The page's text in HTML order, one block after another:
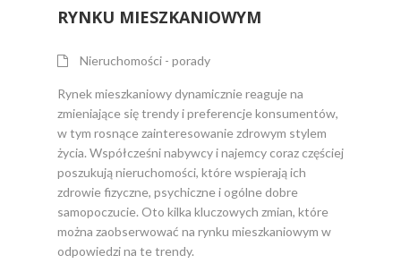
RYNKU MIESZKANIOWYM
Nieruchomości - porady
Rynek mieszkaniowy dynamicznie reaguje na
zmieniające się trendy i preferencje konsumentów,
w tym rosnące zainteresowanie zdrowym stylem
życia. Współcześni nabywcy i najemcy coraz częściej
poszukują nieruchomości, które wspierają ich
zdrowie fizyczne, psychiczne i ogólne dobre
samopoczucie. Oto kilka kluczowych zmian, które
można zaobserwować na rynku mieszkaniowym w
odpowiedzi na te trendy.